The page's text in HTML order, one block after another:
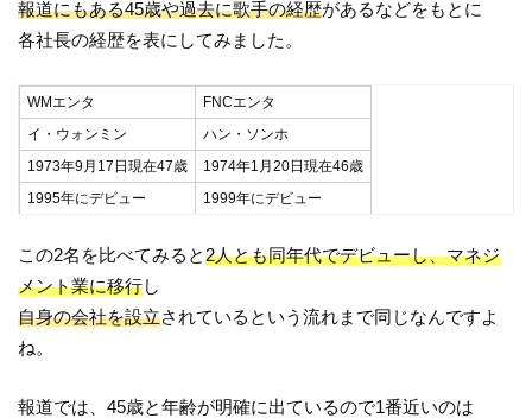
報道にもある45歳や過去に歌手の経歴があるなどをもとに
各社長の経歴を表にしてみました。
WMエンタ
FNCエンタ
イ・ウォンミン
ハン・ソンホ
1973年9月17日現在47歳
1974年1月20日現在46歳
1995年にデビュー
1999年にデビュー
この2名を比べてみると2人とも同年代でデビューし、マネジ
メント業に移行し
自身の会社を設立されているという流れまで同じなんですよ
ね。
報道では、45歳と年齢が明確に出ているので1番近いのは